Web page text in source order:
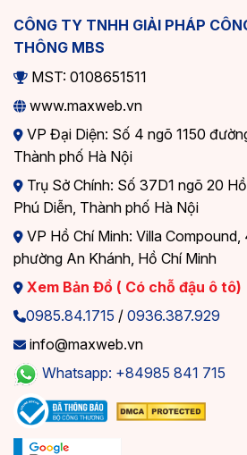
CÔNG TY TNHH GIẢI PHÁP
THÔNG MBS
MST: 0108651511
www.maxweb.vn
VP Đại Diện: Số 4 ngõ 1150
Thành phố Hà Nội
Trụ Sở Chính: Số 37D1 ngõ 20
Phú Diễn, Thành phố Hà Nội
VP Hồ Chí Minh: Villa Compound,
phường An Khánh, Hồ Chí Minh
Xem Bản Đồ ( Có chỗ đậu ô tô)
0985.84.1715 / 0936.387.929
info@maxweb.vn
Whatsapp: +84985 841 715